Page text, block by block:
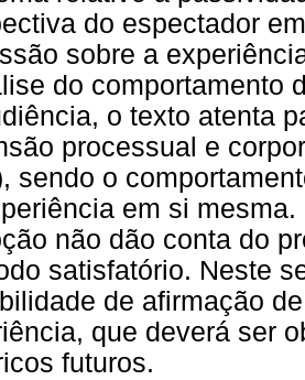
do espectador
sobre a
do comportamento
o texto atenta
processual e
sendo o
em si
não dão conta do
satisfatório. Neste
de afirmação
que deverá ser
futuros.